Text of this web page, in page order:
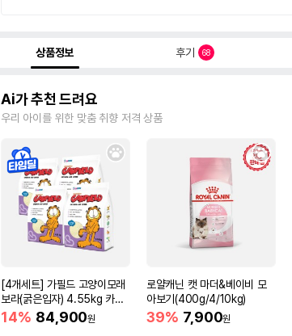
상품정보 후기 68
Ai가 추천 드려요
우리 아이를 위한 맞춤 취향 저격 상품
[4개세트] 가필드 고양이모래
보라(굵은입자) 4.55kg 카사
바모래
14% 84,900원
로얄캐닌 캣 마더&베이비 모
아보기(400g/4/10kg)
39% 7,900원